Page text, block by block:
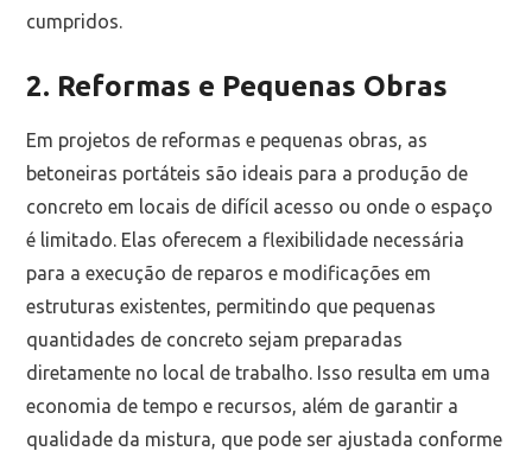
cumpridos.
2. Reformas e Pequenas Obras
Em projetos de reformas e pequenas obras, as
betoneiras portáteis são ideais para a produção de
concreto em locais de difícil acesso ou onde o espaço
é limitado. Elas oferecem a flexibilidade necessária
para a execução de reparos e modificações em
estruturas existentes, permitindo que pequenas
quantidades de concreto sejam preparadas
diretamente no local de trabalho. Isso resulta em uma
economia de tempo e recursos, além de garantir a
qualidade da mistura, que pode ser ajustada conforme